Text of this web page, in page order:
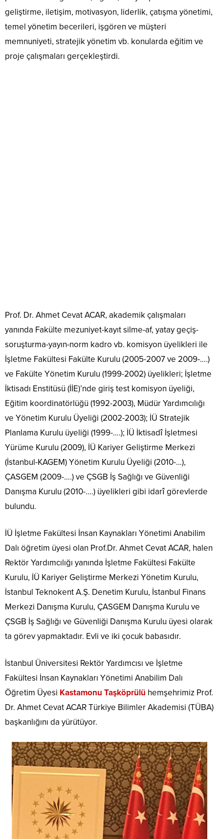
geliştirme, iletişim, motivasyon, liderlik, çatışma yönetimi,
temel yönetim becerileri, işgören ve müşteri
memnuniyeti, stratejik yönetim vb. konularda eğitim ve
proje çalışmaları gerçekleştirdi.
Prof. Dr. Ahmet Cevat ACAR, akademik çalışmaları
yanında Fakülte mezuniyet-kayıt silme-af, yatay geçiş-
soruşturma-yayın-norm kadro vb. komisyon üyelikleri ile
İşletme Fakültesi Fakülte Kurulu (2005-2007 ve 2009-….)
ve Fakülte Yönetim Kurulu (1999-2002) üyelikleri; İşletme
İktisadı Enstitüsü (İİE)’nde giriş test komisyon üyeliği,
Eğitim koordinatörlüğü (1992-2003), Müdür Yardımcılığı
ve Yönetim Kurulu Üyeliği (2002-2003); İÜ Stratejik
Planlama Kurulu üyeliği (1999-….); İÜ İktisadî İşletmesi
Yürüme Kurulu (2009), İÜ Kariyer Geliştirme Merkezi
(İstanbul-KAGEM) Yönetim Kurulu Üyeliği (2010-…),
ÇASGEM (2009-….) ve ÇSGB İş Sağlığı ve Güvenliği
Danışma Kurulu (2010-….) üyelikleri gibi idarî görevlerde
bulundu.
İÜ İşletme Fakültesi İnsan Kaynakları Yönetimi Anabilim
Dalı öğretim üyesi olan Prof.Dr. Ahmet Cevat ACAR, halen
Rektör Yardımcılığı yanında İşletme Fakültesi Fakülte
Kurulu, İÜ Kariyer Geliştirme Merkezi Yönetim Kurulu,
İstanbul Teknokent A.Ş. Denetim Kurulu, İstanbul Finans
Merkezi Danışma Kurulu, ÇASGEM Danışma Kurulu ve
ÇSGB İş Sağlığı ve Güvenliği Danışma Kurulu üyesi olarak
ta görev yapmaktadır. Evli ve iki çocuk babasıdır.
İstanbul Üniversitesi Rektör Yardımcısı ve İşletme
Fakültesi İnsan Kaynakları Yönetimi Anabilim Dalı
Öğretim Üyesi Kastamonu Taşköprülü hemşehrimiz Prof.
Dr. Ahmet Cevat ACAR Türkiye Bilimler Akademisi (TÜBA)
başkanlığını da yürütüyor.